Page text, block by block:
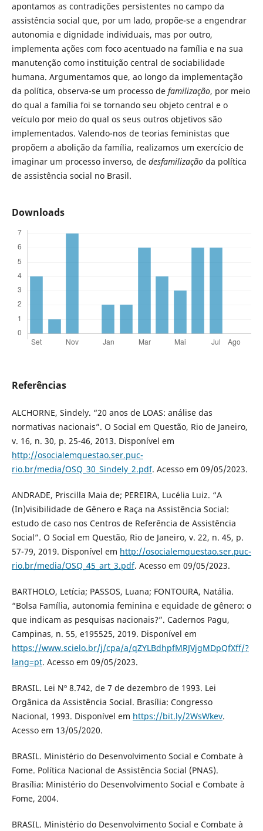
apontamos as contradições persistentes no campo da
assistência social que, por um lado, propõe-se a engendrar
autonomia e dignidade individuais, mas por outro,
implementa ações com foco acentuado na família e na sua
manutenção como instituição central de sociabilidade
humana. Argumentamos que, ao longo da implementação
da política, observa-se um processo de familização, por meio
do qual a família foi se tornando seu objeto central e o
veículo por meio do qual os seus outros objetivos são
implementados. Valendo-nos de teorias feministas que
propõem a abolição da família, realizamos um exercício de
imaginar um processo inverso, de desfamilizaçãoda política
de assistência social no Brasil.
Downloads
Referências
ALCHORNE, Sindely. “20 anos de LOAS: análise das
normativas nacionais”. O Social em Questão, Rio de Janeiro,
v. 16, n. 30, p. 25-46, 2013. Disponível em
http://osocialemquestao.ser.puc-
rio.br/media/OSQ_30_Sindely_2.pdf. Acesso em 09/05/2023.
ANDRADE, Priscilla Maia de; PEREIRA, Lucélia Luiz. “A
(In)visibilidade de Gênero e Raça na Assistência Social:
estudo de caso nos Centros de Referência de Assistência
Social”. O Social em Questão, Rio de Janeiro, v. 22, n. 45, p.
57-79, 2019. Disponível em http://osocialemquestao.ser.puc-
rio.br/media/OSQ_45_art_3.pdf. Acesso em 09/05/2023.
BARTHOLO, Letícia; PASSOS, Luana; FONTOURA, Natália.
“Bolsa Família, autonomia feminina e equidade de gênero: o
que indicam as pesquisas nacionais?”. Cadernos Pagu,
Campinas, n. 55, e195525, 2019. Disponível em
https://www.scielo.br/j/cpa/a/qZYLBdhpfMRJVjgMDpQfXff/?
lang=pt. Acesso em 09/05/2023.
BRASIL. Lei Nº 8.742, de 7 de dezembro de 1993. Lei
Orgânica da Assistência Social. Brasília: Congresso
Nacional, 1993. Disponível em https://bit.ly/2WsWkev.
Acesso em 13/05/2020.
BRASIL. Ministério do Desenvolvimento Social e Combate à
Fome. Política Nacional de Assistência Social (PNAS).
Brasília: Ministério do Desenvolvimento Social e Combate à
Fome, 2004.
BRASIL. Ministério do Desenvolvimento Social e Combate à